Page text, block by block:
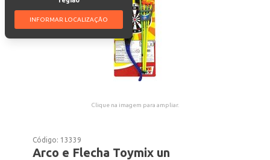
INFORMAR LOCALIZAÇÃO
Clique na imagem para ampliar.
Código: 13339
Arco e Flecha Toymix un